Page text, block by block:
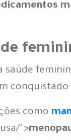
saúde
conquistado
como
">